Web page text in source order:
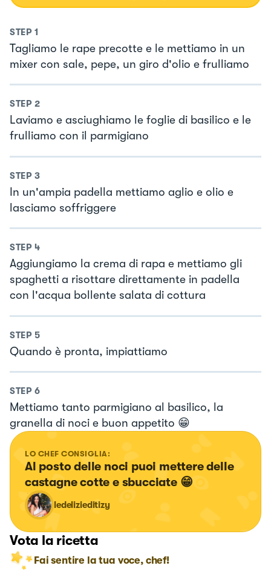
STEP 1
Tagliamo le rape precotte e le mettiamo in un
mixer con sale, pepe, un giro d'olio e frulliamo
STEP 2
Laviamo e asciughiamo le foglie di basilico e le
frulliamo con il parmigiano
STEP 3
In un'ampia padella mettiamo aglio e olio e
lasciamo soffriggere
STEP 4
Aggiungiamo la crema di rapa e mettiamo gli
spaghetti a risottare direttamente in padella
con l'acqua bollente salata di cottura
STEP 5
Quando è pronta, impiattiamo
STEP 6
Mettiamo tanto parmigiano al basilico, la
granella di noci e buon appetito 😁
LO CHEF CONSIGLIA:
Al posto delle noci puoi mettere delle
castagne cotte e sbucciate 😁
ledelizieditizy
Vota la ricetta
Fai sentire la tua voce, chef!